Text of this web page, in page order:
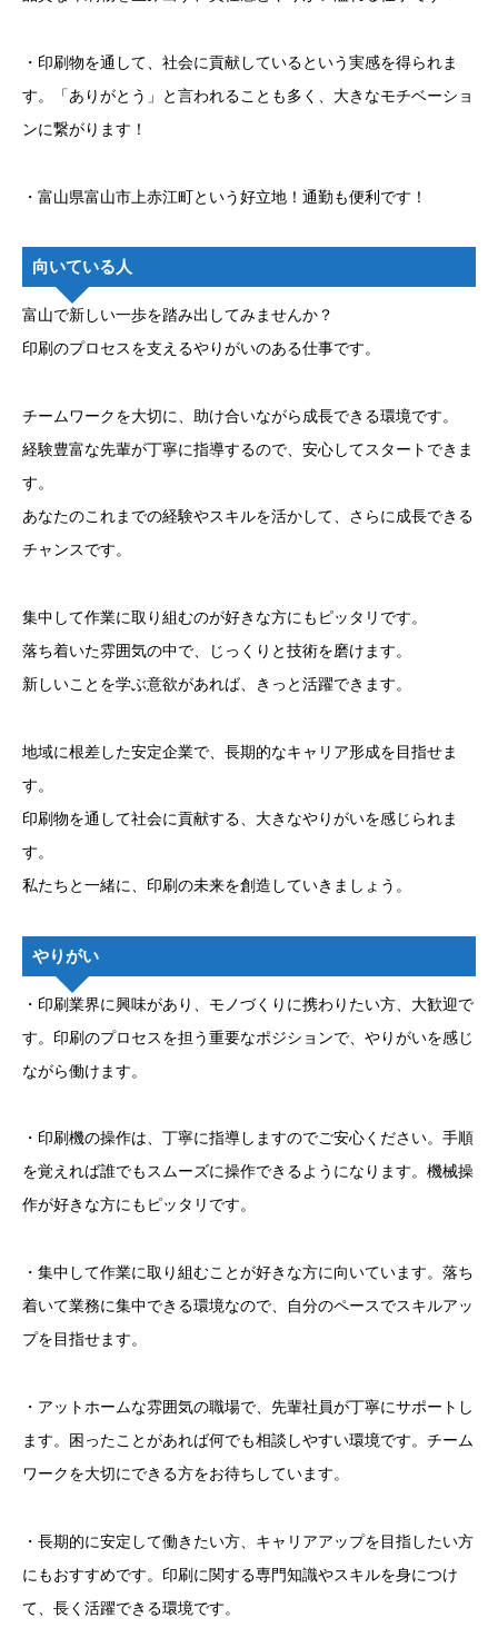
・印刷物を通して、社会に貢献しているという実感を得られま
す。「ありがとう」と言われることも多く、大きなモチベーショ
ンに繋がります！
・富山県富山市上赤江町という好立地！通勤も便利です！
向いている人
富山で新しい一歩を踏み出してみませんか？
印刷のプロセスを支えるやりがいのある仕事です。
チームワークを大切に、助け合いながら成長できる環境です。
経験豊富な先輩が丁寧に指導するので、安心してスタートできま
す。
あなたのこれまでの経験やスキルを活かして、さらに成長できる
チャンスです。
集中して作業に取り組むのが好きな方にもピッタリです。
落ち着いた雰囲気の中で、じっくりと技術を磨けます。
新しいことを学ぶ意欲があれば、きっと活躍できます。
地域に根差した安定企業で、長期的なキャリア形成を目指せま
す。
印刷物を通して社会に貢献する、大きなやりがいを感じられま
す。
私たちと一緒に、印刷の未来を創造していきましょう。
やりがい
・印刷業界に興味があり、モノづくりに携わりたい方、大歓迎で
す。印刷のプロセスを担う重要なポジションで、やりがいを感じ
ながら働けます。
・印刷機の操作は、丁寧に指導しますのでご安心ください。手順
を覚えれば誰でもスムーズに操作できるようになります。機械操
作が好きな方にもピッタリです。
・集中して作業に取り組むことが好きな方に向いています。落ち
着いて業務に集中できる環境なので、自分のペースでスキルアッ
プを目指せます。
・アットホームな雰囲気の職場で、先輩社員が丁寧にサポートし
ます。困ったことがあれば何でも相談しやすい環境です。チーム
ワークを大切にできる方をお待ちしています。
・長期的に安定して働きたい方、キャリアアップを目指したい方
にもおすすめです。印刷に関する専門知識やスキルを身につけ
て、長く活躍できる環境です。